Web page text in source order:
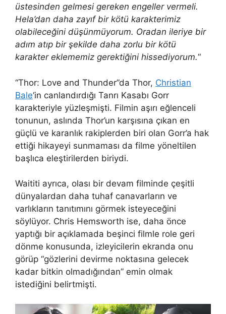
üstesinden gelmesi gereken engeller vermeli.
Hela’dan daha zayıf bir kötü karakterimiz
olabileceğini düşünmüyorum. Oradan ileriye bir
adım atıp bir şekilde daha zorlu bir kötü
karakter eklememiz gerektiğini hissediyorum.“
“Thor: Love and Thunder”da Thor, Christian
Bale‘in canlandırdığı Tanrı Kasabı Gorr
karakteriyle yüzleşmişti. Filmin aşırı eğlenceli
tonunun, aslında Thor’un karşısına çıkan en
güçlü ve karanlık rakiplerden biri olan Gorr’a hak
ettiği hikayeyi sunmaması da filme yöneltilen
başlıca eleştirilerden biriydi.
Waititi ayrıca, olası bir devam filminde çeşitli
dünyalardan daha tuhaf canavarların ve
varlıkların tanıtımını görmek isteyeceğini
söylüyor. Chris Hemsworth ise, daha önce
yaptığı bir açıklamada beşinci filmle role geri
dönme konusunda, izleyicilerin ekranda onu
görüp “gözlerini devirme noktasına gelecek
kadar bitkin olmadığından” emin olmak
istediğini belirtmişti.